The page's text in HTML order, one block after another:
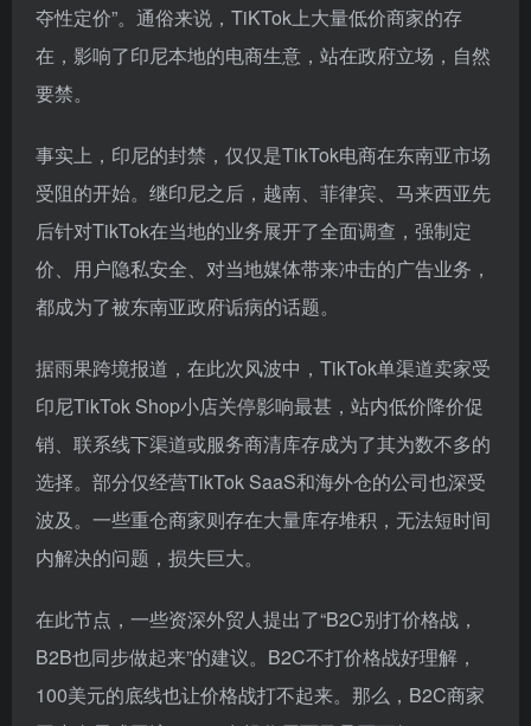
夺性定价”。通俗来说，TiKTok上大量低价商家的存
在，影响了印尼本地的电商生意，站在政府立场，自然
要禁。
事实上，印尼的封禁，仅仅是TikTok电商在东南亚市场
受阻的开始。继印尼之后，越南、菲律宾、马来西亚先
后针对TikTok在当地的业务展开了全面调查，强制定
价、用户隐私安全、对当地媒体带来冲击的广告业务，
都成为了被东南亚政府诟病的话题。
据雨果跨境报道，在此次风波中，TikTok单渠道卖家受
印尼TikTok Shop小店关停影响最甚，站内低价降价促
销、联系线下渠道或服务商清库存成为了其为数不多的
选择。部分仅经营TikTok SaaS和海外仓的公司也深受
波及。一些重仓商家则存在大量库存堆积，无法短时间
内解决的问题，损失巨大。
在此节点，一些资深外贸人提出了“B2C别打价格战，
B2B也同步做起来”的建议。B2C不打价格战好理解，
100美元的底线也让价格战打不起来。那么，B2C商家